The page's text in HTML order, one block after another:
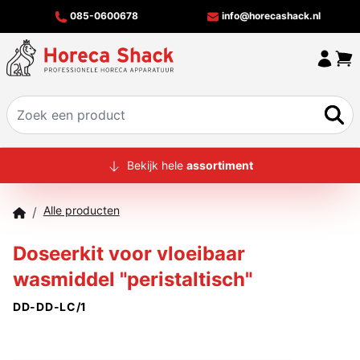
085-0600678 info@horecashack.nl
HOME
MERKEN
OFFERTECHECKER
Bekijk hele assortiment
/ Alle producten
Doseerkit voor vloeibaar
wasmiddel "peristaltisch"
DD-DD-LC/1